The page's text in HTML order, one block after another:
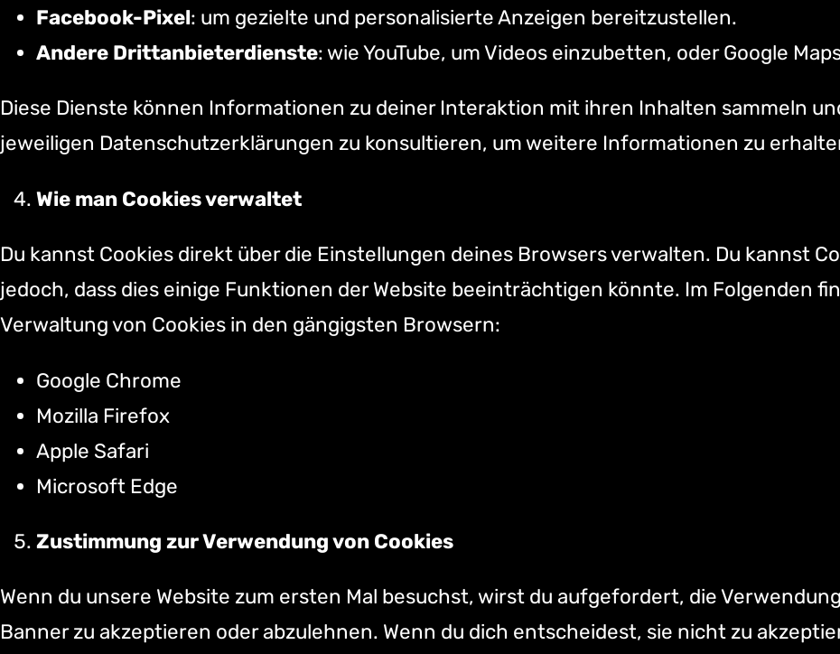
Facebook-Pixel: um gezielte und personalisierte Anzeigen bereitzustellen.
Andere Drittanbieterdienste: wie YouTube, um Videos einzubetten, oder Google
Diese Dienste können Informationen zu deiner Interaktion mit ihren Inhalten sammeln
jeweiligen Datenschutzerklärungen zu konsultieren, um weitere Informationen zu
Wie man Cookies verwaltet
Du kannst Cookies direkt über die Einstellungen deines Browsers verwalten. Du kannst
jedoch, dass dies einige Funktionen der Website beeinträchtigen könnte. Im Folgenden
Verwaltung von Cookies in den gängigsten Browsern:
Google Chrome
Mozilla Firefox
Apple Safari
Microsoft Edge
Zustimmung zur Verwendung von Cookies
Wenn du unsere Website zum ersten Mal besuchst, wirst du aufgefordert, die
Banner zu akzeptieren oder abzulehnen. Wenn du dich entscheidest, sie nicht zu